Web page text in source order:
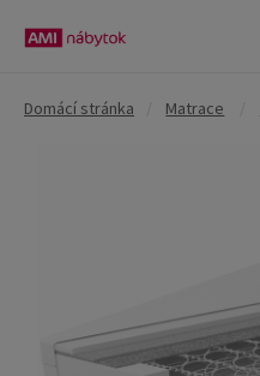
Domácí stránka Matrace